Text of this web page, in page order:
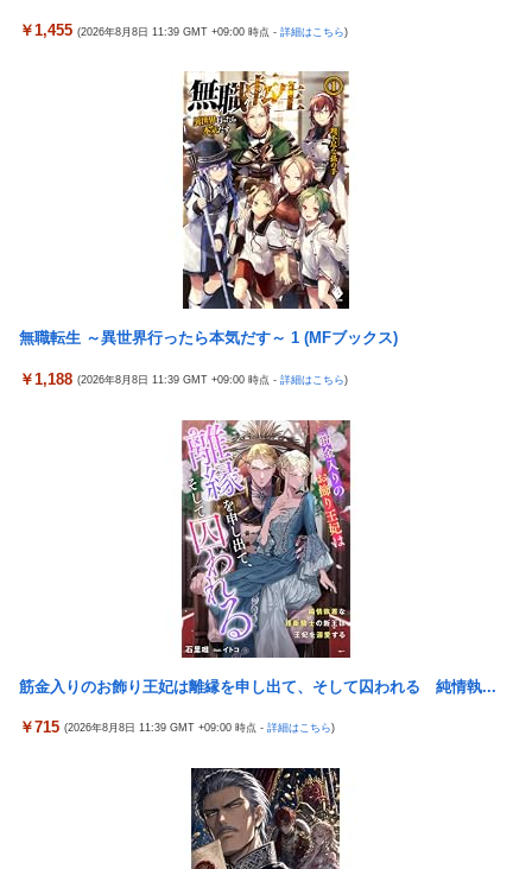
【画像】小島はな🌸さん、虫が寄ってきて囲まれてしまう！
かったと思っていた」
海外「日本はさすが過ぎるｗ」 日本は野生動物の喧嘩さえ可愛く
なってしまうと世界が騒然
ガキ「世界を救います」←飽きた。おっさんにしろ
野田昇吾、初の準優進出目前も「一回希望」で賞典除外
【画像】セクシー女優・涼森れむ、パンティ脱ぎかけのナマ乳が
【医師解説】飲酒後の「締めのラーメン欲」の原因は？ 脳の錯覚
と真実
国生さゆり、『おニャン子クラブ』時代のライバル関係語る サ
堀大輔「にこにこ」筋トレ中 コメント「寝たほうが良い」堀大
輔「！！」筋トレ器具を破壊
『ソニーが嫌い』←まあわかる『ソニー信者が嫌い』←まあわか
る『任天堂信者が嫌い』←まあわかる
彼女を身体と顔で選んだ結果...
【艦これ】競泳水着いんのかよ
￥1,455 (2026年8月8日 11:39 GMT +09:00 時点 - 詳細はこちら)
無職転生 ～異世界行ったら本気だす～ 1 (MFブックス)
￥1,188 (2026年8月8日 11:39 GMT +09:00 時点 - 詳細はこちら)
筋金入りのお飾り王妃は離縁を申し出て、そして囚われる 純情執...
￥715 (2026年8月8日 11:39 GMT +09:00 時点 - 詳細はこちら)